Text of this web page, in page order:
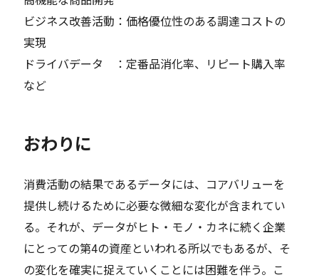
ビジネス改善活動：価格優位性のある調達コストの
実現
ドライバデータ ：定番品消化率、リピート購入率
など
おわりに
消費活動の結果であるデータには、コアバリューを
提供し続けるために必要な微細な変化が含まれてい
る。それが、データがヒト・モノ・カネに続く企業
にとっての第4の資産といわれる所以でもあるが、そ
の変化を確実に捉えていくことには困難を伴う。こ